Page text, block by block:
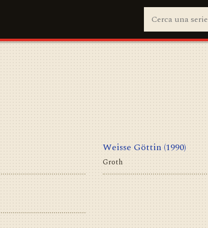
Weisse Göttin (1990)
Groth